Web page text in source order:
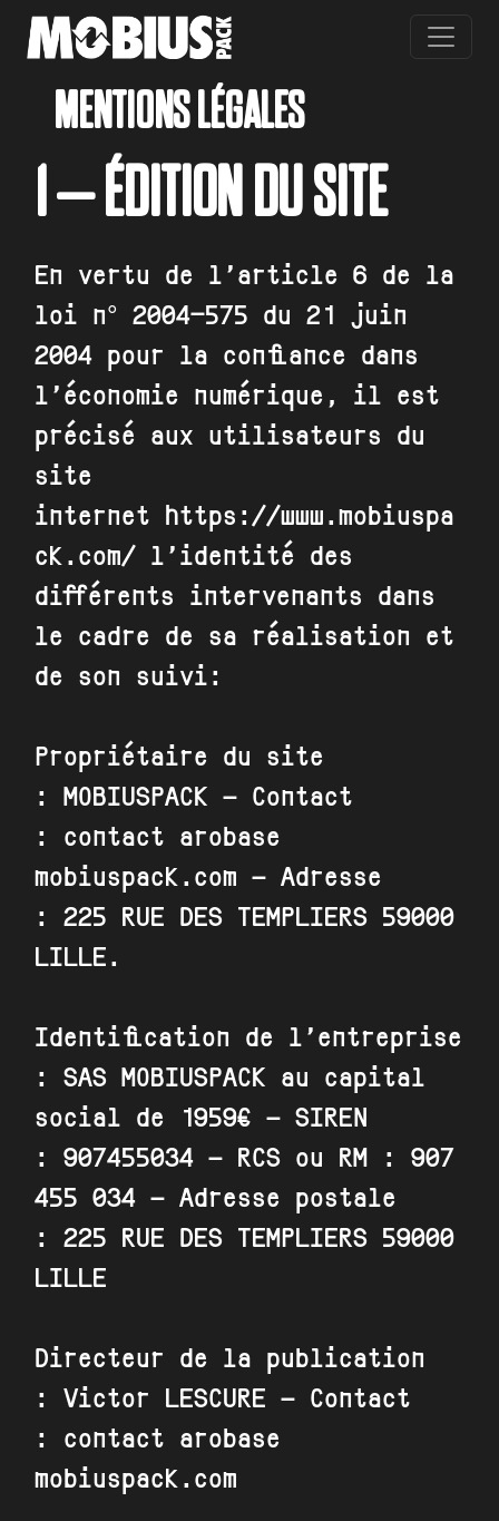
Skip to main content
MENTIONS LÉGALES
1 – ÉDITION DU SITE
En vertu de l’article 6 de la
loi n° 2004-575 du 21 juin
2004 pour la confiance dans
l’économie numérique, il est
précisé aux utilisateurs du
site
internet
https://www.mobiuspa
ck.com/ l’identité des
différents intervenants dans
le cadre de sa réalisation et
de son suivi:
Propriétaire du site
:
MOBIUSPACK – Contact
: contact arobase
mobiuspack.com – Adresse
:225 RUE DES TEMPLIERS 59000
LILLE .
Identification de l’entreprise
:
SAS MOBIUSPACK au capital
social de
1959€ – SIREN
:907455034 – RCS ou RM :907
455 034 – Adresse postale
:225 RUE DES TEMPLIERS 59000
LILLE
Directeur de la publication
:Victor LESCURE – Contact
: contact arobase
mobiuspack.com